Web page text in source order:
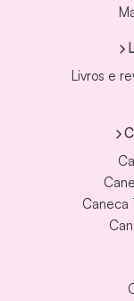
Livros e
Caneca